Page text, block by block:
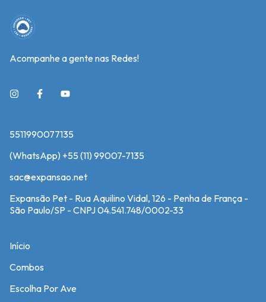
Acompanhe a gente nas Redes!
5511990077135
(WhatsApp) +55 (11) 99007-7135
sac@expansao.net
Expansão Pet - Rua Aquilino Vidal, 126 - Penha de França -
São Paulo/SP - CNPJ 04.541.748/0002-33
Início
Combos
Escolha Por Ave